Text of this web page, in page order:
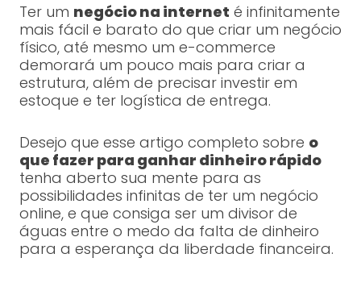
Ter um negócio na internet é infinitamente
mais fácil e barato do que criar um negócio
físico, até mesmo um e-commerce
demorará um pouco mais para criar a
estrutura, além de precisar investir em
estoque e ter logística de entrega.
Desejo que esse artigo completo sobre o
que fazer para ganhar dinheiro rápido
tenha aberto sua mente para as
possibilidades infinitas de ter um negócio
online, e que consiga ser um divisor de
águas entre o medo da falta de dinheiro
para a esperança da liberdade financeira.